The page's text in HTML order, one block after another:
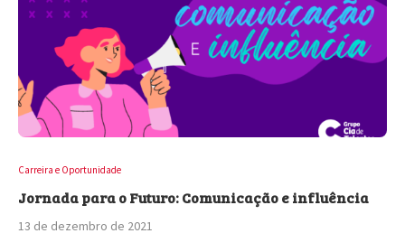
Carreira e Oportunidade
Jornada para o Futuro: Comunicação e influência
13 de dezembro de 2021